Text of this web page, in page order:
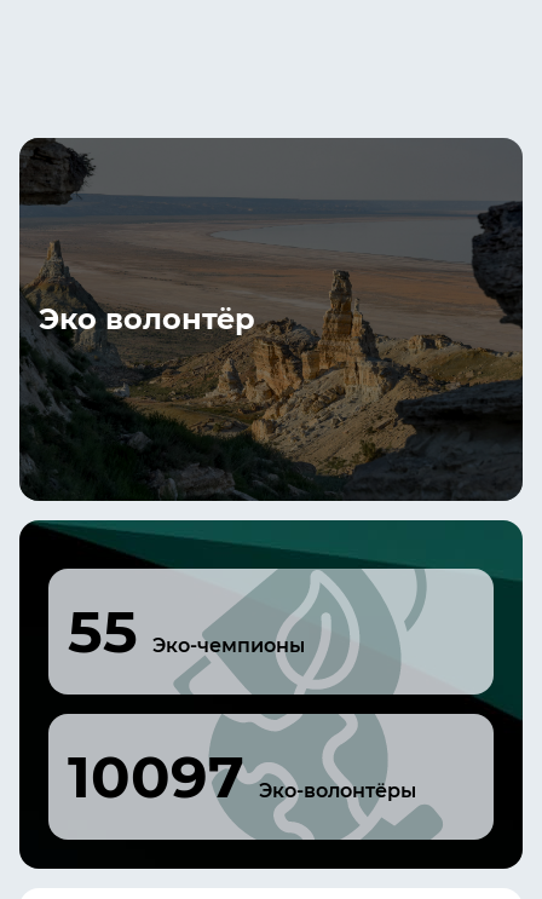
Эко волонтёр
55 Эко-чемпионы
10097 Эко-волонтёры